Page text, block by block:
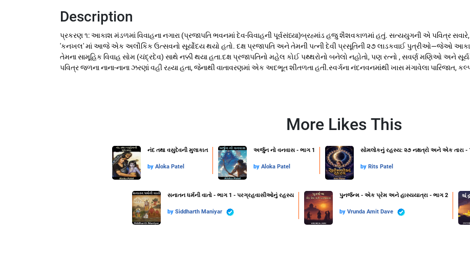
Description
પ્રકરણ ૧: આકાશ મંડળમાં વિવાહના નગારા (પ્રજાપતિ ભવનમાં દેવ-વિવાહની પૂર્વસંધ્યા)બ્રહ્માંડ હજુ શૈશવકાળમાં હતું. સત્યયુગની એ પવિત્ર
'કનખલ' માં આજે એક અલૌકિક ઉત્સવનો સૂર્યોદય થયો હતો. દક્ષ પ્રજાપતિ અને તેમની પત્ની દેવી પ્રસૂતિની ૨૭ લાડકવાઈ પુત્રીઓ—જેઓ
તેમના સામૂહિક વિવાહ સોમ (ચંદ્રદેવ) સાથે નક્કી થયા હતા.દક્ષ પ્રજાપતિનો મહેલ કોઈ પથ્થરોનો બનેલો નહોતો, પણ રત્નો , સવર્ણ મણિઓ અને
પવિત્ર જળના નાના-નાના ઝરણાં વહી રહ્યા હતા, જેનાથી વાતાવરણમાં એક અદભૂત શીતળતા હતી.સ્વર્ગના નંદનવનમાંથી ખાસ મંગાવેલા પારિજાત,
More Likes This
નંદ તથા વસુદેવની મુલાકાત
by Aloka Patel
અર્જુન નો વનવાસ - ભાગ 1
by Aloka Patel
સોમલોકનું રહસ્ય: ૨૭ નક્ષત્રો અને એક તારા -
by Rits Patel
સનાતન ધર્મની વાતો - ભાગ 1 - પરગ્રહવાસીઓનું રહસ્ય
by Siddharth Maniyar
પુનર્જન્મ - એક પ્રેમ અને હાસ્યયાત્રા - ભાગ 2
by Vrunda Amit Dave